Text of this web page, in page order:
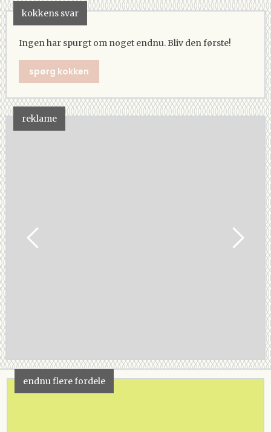
kokkens svar
Ingen har spurgt om noget endnu. Bliv den første!
spørg kokken
reklame
endnu flere fordele